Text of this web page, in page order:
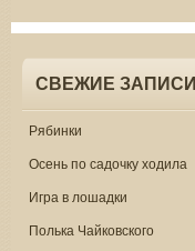
СВЕЖИЕ ЗАПИСИ
Рябинки
Осень по садочку ходила
Игра в лошадки
Полька Чайковского